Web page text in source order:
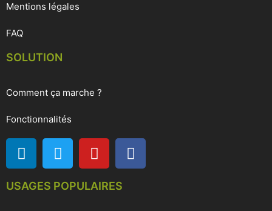
Mentions légales
FAQ
SOLUTION
Comment ça marche ?
Fonctionnalités
USAGES POPULAIRES